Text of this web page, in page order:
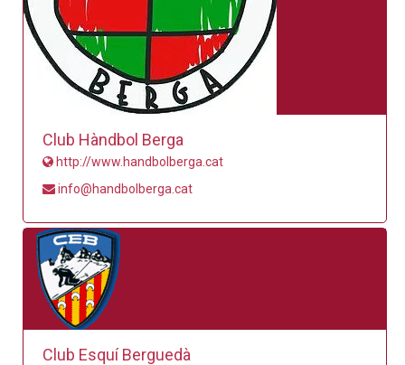
Club Hàndbol Berga
http://www.handbolberga.cat
info@handbolberga.cat
Club Esquí Berguedà